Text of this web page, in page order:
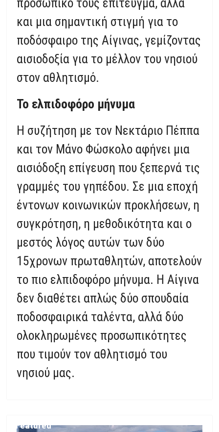
και μια σημαντική στιγμή για το
ποδόσφαιρο της Αίγινας, γεμίζοντας
αισιοδοξία για το μέλλον του νησιού
στον αθλητισμό.
Το ελπιδοφόρο μήνυμα
Η συζήτηση με τον Νεκτάριο Πέππα
και τον Μάνο Φώσκολο αφήνει μια
αισιόδοξη επίγευση που ξεπερνά τις
γραμμές του γηπέδου. Σε μια εποχή
έντονων κοινωνικών προκλήσεων, η
συγκρότηση, η μεθοδικότητα και ο
μεστός λόγος αυτών των δύο
15χρονων πρωταθλητών, αποτελούν
το πιο ελπιδοφόρο μήνυμα. Η Αίγινα
δεν διαθέτει απλώς δύο σπουδαία
ποδοσφαιρικά ταλέντα, αλλά δύο
ολοκληρωμένες προσωπικότητες
που τιμούν τον αθλητισμό του
νησιού μας.
Featured